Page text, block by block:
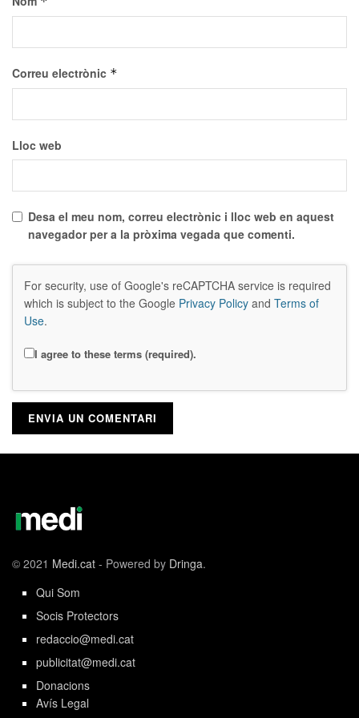
Correu electrònic *
Lloc web
Desa el meu nom, correu electrònic i lloc web en aquest
navegador per a la pròxima vegada que comenti.
For security, use of Google's reCAPTCHA service is required
which is subject to the Google Privacy Policy and Terms of
Use.
I agree to these terms (required).
© 2021 Medi.cat - Powered by Dringa.
Qui Som
Socis Protectors
redaccio@medi.cat
publicitat@medi.cat
Donacions
Avís Legal